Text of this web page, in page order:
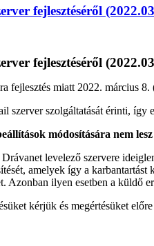
fejlesztéséről
fejlesztéséről
miatt 2022. március
szerver szolgáltatását érinti,
módosítására nem lesz
levelező szervere
amelyek így a
Azonban ilyen esetben a küldő
kérjük és megértésüket